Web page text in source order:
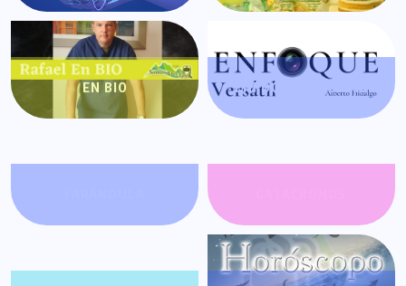
EN BIO ENFOQUE VERSÁTIL